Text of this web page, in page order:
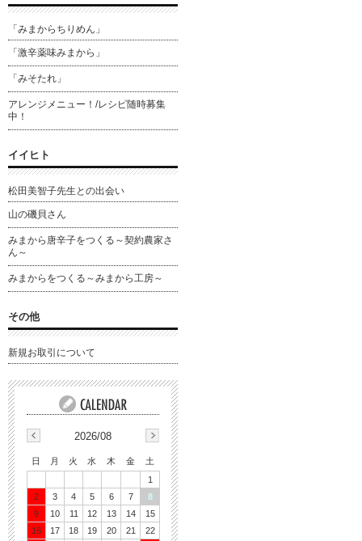
「みまからちりめん」
「激辛薬味みまから」
「みそたれ」
アレンジメニュー！/レシピ随時募集
中！
イイヒト
松田美智子先生との出会い
山の磯貝さん
みまから唐辛子をつくる～契約農家さ
ん～
みまからをつくる～みまから工房～
その他
新規お取引について
2026/08
日 月 火 水 木 金
土
1
2
3 4 5 6 7
8
9
10 11 12 13 14
15
16
17 18 19 20 21
22